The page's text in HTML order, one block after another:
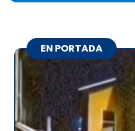
EN PORTADA